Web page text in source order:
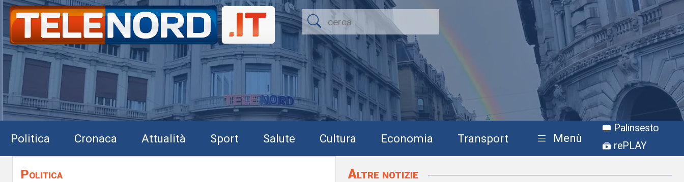
Politica Cronaca Attualità Sport Salute Cultura Economia Transport Menù
Palinsesto
rePLAY
Politica Altre notizie